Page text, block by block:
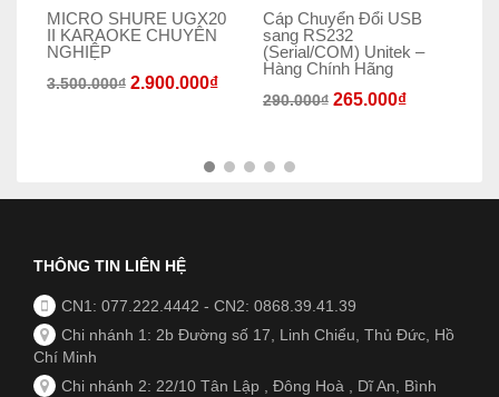
MICRO SHURE UGX20
II KARAOKE CHUYÊN
NGHIỆP
3.500.000₫ 2.900.000₫
Cáp Chuyển Đổi USB
sang RS232
(Serial/COM) Unitek –
Hàng Chính Hãng
290.000₫ 265.000₫
THÔNG TIN LIÊN HỆ
CN1: 077.222.4442 - CN2: 0868.39.41.39
Chi nhánh 1: 2b Đường số 17, Linh Chiểu, Thủ Đức, Hồ
Chí Minh
Chi nhánh 2: 22/10 Tân Lập , Đông Hoà , Dĩ An, Bình